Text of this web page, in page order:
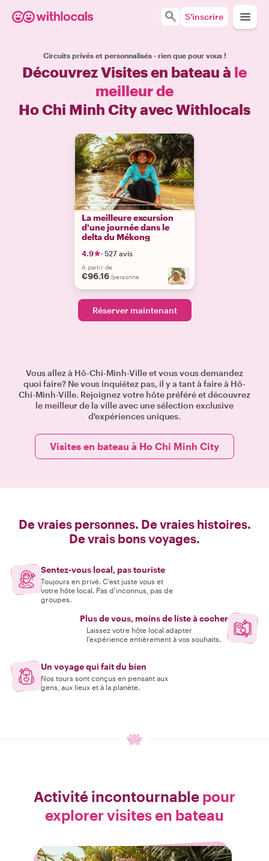
S'inscrire
Circuits privés et personnalisés - rien que pour vous !
Découvrez Visites en bateau à le
meilleur de
Ho Chi Minh City avec Withlocals
La meilleure excursion
d'une journée dans le
delta du Mékong
4.9 · 527 avis
À partir de
€96.16 /personne +5
Réserver maintenant
Vous allez à Hô-Chi-Minh-Ville et vous vous demandez
quoi faire? Ne vous inquiétez pas, il y a tant à faire à Hô-
Chi-Minh-Ville. Rejoignez votre hôte préféré et découvrez
le meilleur de la ville avec une sélection exclusive
d'expériences uniques.
Visites en bateau à Ho Chi Minh City
De vraies personnes. De vraies histoires.
De vrais bons voyages.
Sentez-vous local, pas touriste
Toujours en privé. C'est juste vous et
votre hôte local. Pas d'inconnus, pas de
groupes.
Plus de vous, moins de liste à cocher
Laissez votre hôte local adapter
l'expérience entièrement à vos souhaits.
Un voyage qui fait du bien
Nos tours sont conçus en pensant aux
gens, aux lieux et à la planète.
Activité incontournable pour
explorer visites en bateau